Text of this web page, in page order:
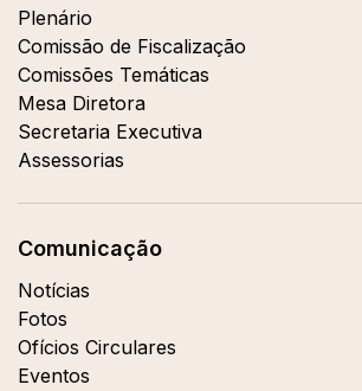
Plenário
Comissão de Fiscalização
Comissões Temáticas
Mesa Diretora
Secretaria Executiva
Assessorias
Comunicação
Notícias
Fotos
Ofícios Circulares
Eventos